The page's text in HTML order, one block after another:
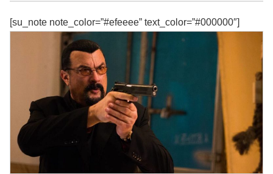
[su_note note_color=”#efeeee” text_color=”#000000″]